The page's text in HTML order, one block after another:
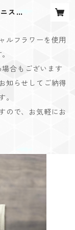
スワ
ルフラワーを使用
合もございます
知らせしてご納得
。
ので、お気軽にお